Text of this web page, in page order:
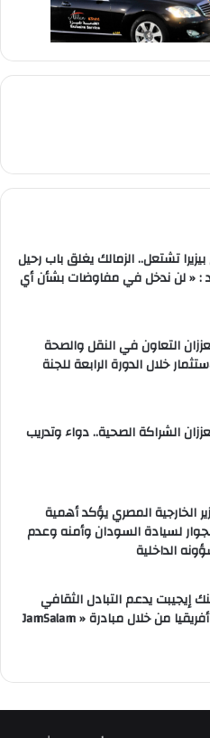
بيزيرا تشتعل.. الزمالك يغلق باب رحيل
: « لن ندخل في مفاوضات بشأن أي
التعاون في النقل والصحة
خلال الدورة الرابعة للجنة
الشراكة الصحية.. دواء وتدريب
الخارجية المصري يؤكد أهمية
لسيادة السودان وأمنه وعدم
الداخلية
إيجيبت يدعم التبادل الثقافي
والفني قارة أفريقيا من خلال مبادرة « JamSalam